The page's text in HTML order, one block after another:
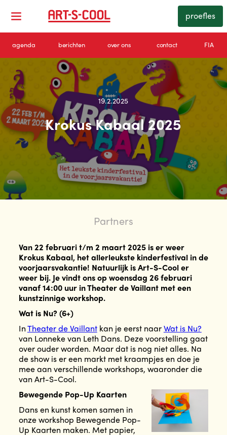
proefles
agenda berichten over ons contact FIA
19.2.2025
Krokus Kabaal 2025
Partners
Van 22 februari t/m 2 maart 2025 is er weer
Krokus Kabaal, het allerleukste kinderfestival in de
voorjaarsvakantie! Natuurlijk is Art-S-Cool er
weer bij. Je vindt ons op woensdag 26 februari
vanaf 14:00 uur in Theater de Vaillant met een
kunstzinnige workshop.
Wat is Nu? (6+)
InTheater de Vaillantkan je eerst naarWat is Nu?
van Lonneke van Leth Dans. Deze voorstelling gaat
over ouder worden. Maar dat is nog niet alles. Na
de show is er een markt met kraampjes en doe je
mee aan verschillende workshops, waaronder die
van Art-S-Cool.
Bewegende Pop-Up Kaarten
Dans en kunst komen samen in
onze workshop Bewegende Pop-
Up Kaarten maken. Met papier,